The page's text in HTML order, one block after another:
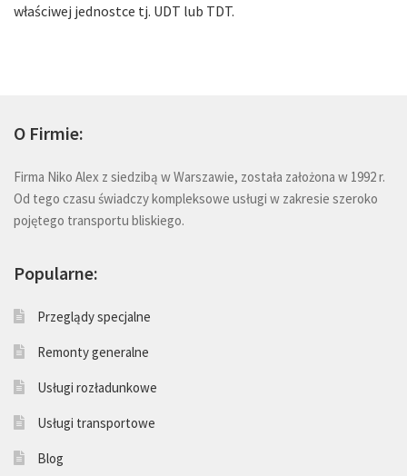
właściwej jednostce tj. UDT lub TDT.
O Firmie:
Firma Niko Alex z siedzibą w Warszawie, została założona w 1992 r.
Od tego czasu świadczy kompleksowe usługi w zakresie szeroko
pojętego transportu bliskiego.
Popularne:
Przeglądy specjalne
Remonty generalne
Usługi rozładunkowe
Usługi transportowe
Blog